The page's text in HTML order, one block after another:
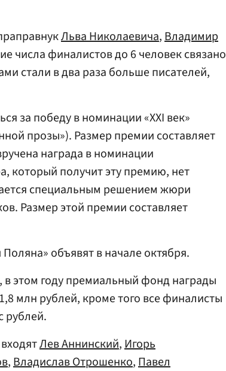
Льва Николаевича,Владимир
числа финалистов до 6 человек связано
стали в два раза больше писателей,
за победу в номинации «ХХI век»
прозы»). Размер премии составляет
награда в номинации
который получит эту премию, нет
специальным решением жюри
Размер этой премии составляет
объявят в начале октября.
этом году премиальный фонд награды
млн рублей, кроме того все финалисты
рублей.
Лев Аннинский,Игорь
,Владислав Отрошенко,Павел